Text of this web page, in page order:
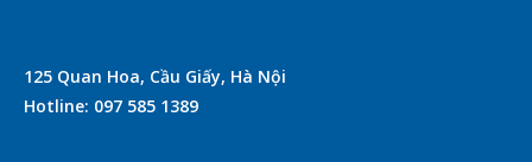
125 Quan Hoa, Cầu Giấy, Hà Nội
Hotline: 097 585 1389